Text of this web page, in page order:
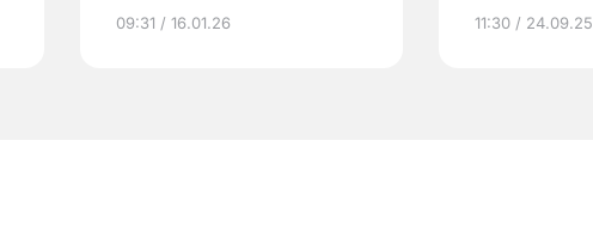
09:31 / 16.01.26 11:30 / 24.09.25